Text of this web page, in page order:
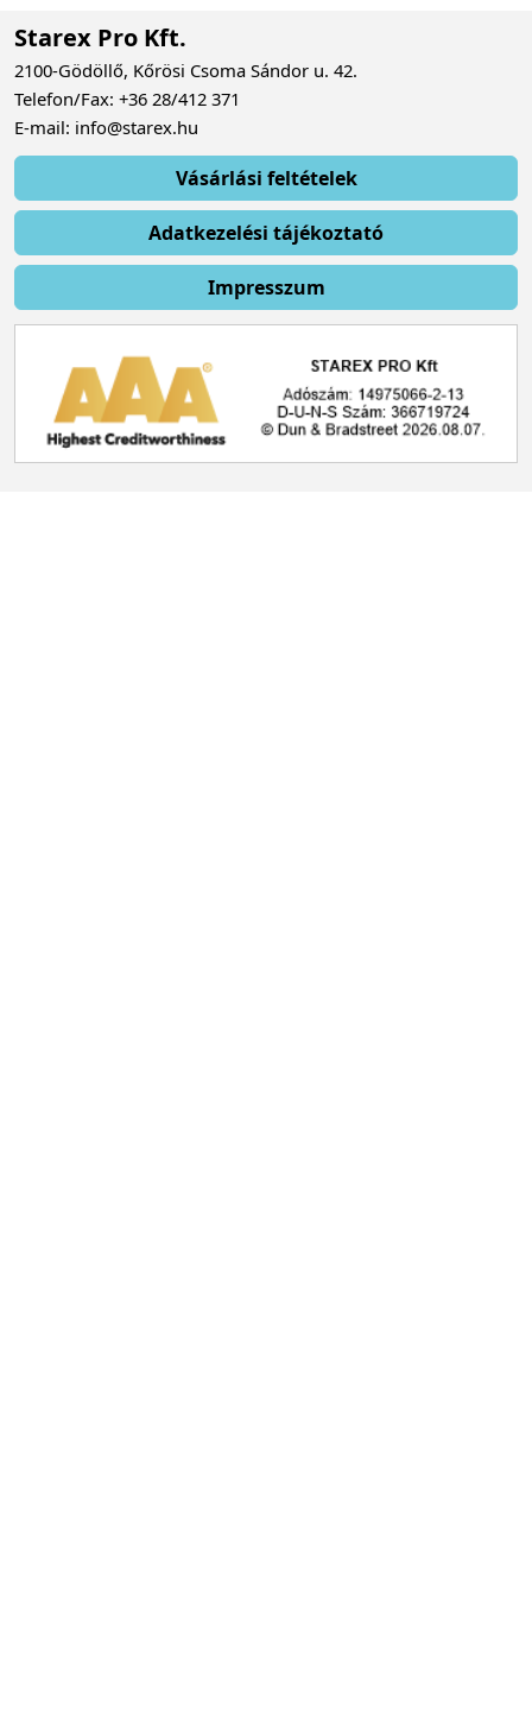
Starex Pro Kft.
2100-Gödöllő, Kőrösi Csoma Sándor u. 42.
Telefon/Fax: +36 28/412 371
E-mail: info@starex.hu
Vásárlási feltételek
Adatkezelési tájékoztató
Impresszum